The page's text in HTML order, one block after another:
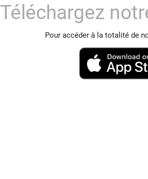
Téléchargez
Pour accéder à la totalité de